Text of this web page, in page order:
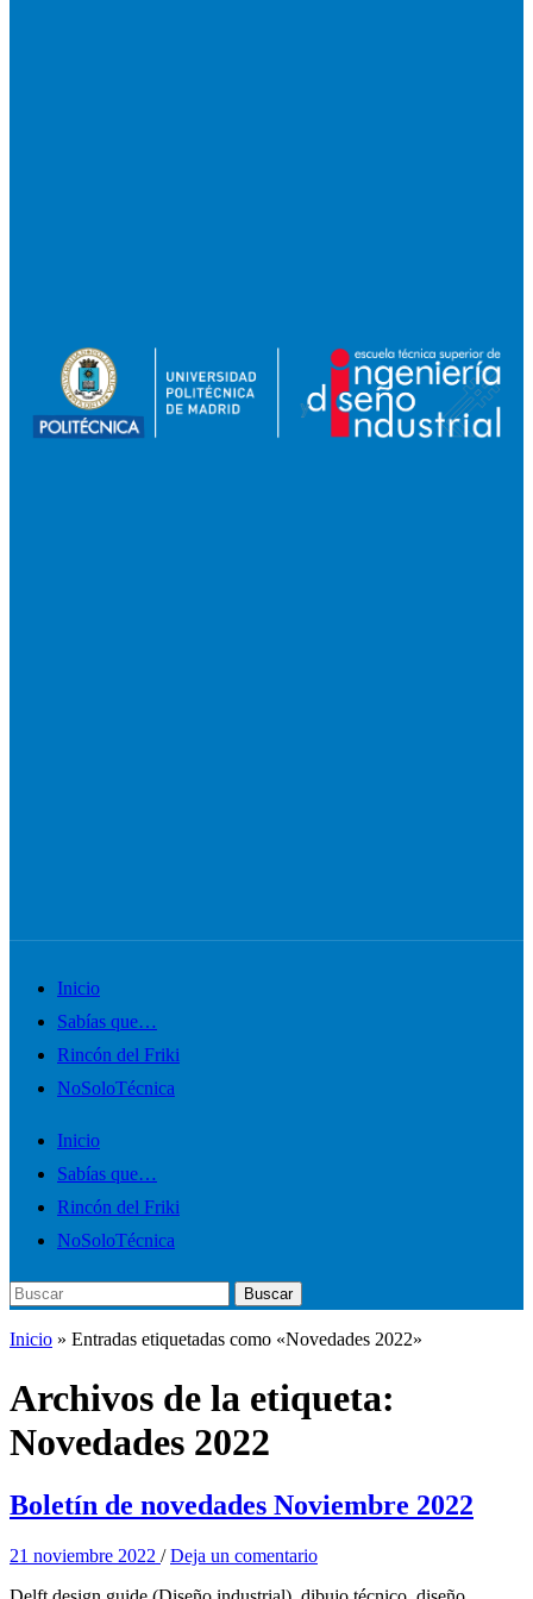
Alternar
menú
móvil
Inicio
Sabías que…
Rincón del Friki
NoSoloTécnica
Inicio
Sabías que…
Rincón del Friki
NoSoloTécnica
Buscar: Buscar
Inicio » Entradas etiquetadas como «Novedades 2022»
Archivos de la etiqueta:
Novedades 2022
Boletín de novedades Noviembre 2022
21 noviembre 2022 /Deja un comentario